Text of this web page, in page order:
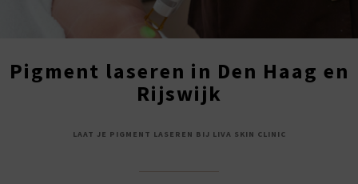
Pigment laseren in Den Haag en
Rijswijk
LAAT JE PIGMENT LASEREN BIJ LIVA SKIN CLINIC